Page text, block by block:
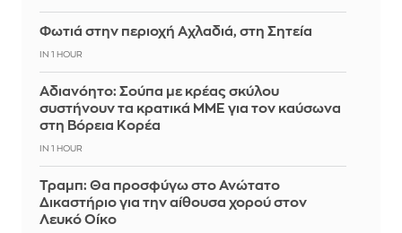
Φωτιά στην περιοχή Αχλαδιά, στη Σητεία
IN 1 HOUR
Αδιανόητο: Σούπα με κρέας σκύλου
συστήνουν τα κρατικά ΜΜΕ για τον καύσωνα
στη Βόρεια Κορέα
IN 1 HOUR
Τραμπ: Θα προσφύγω στο Ανώτατο
Δικαστήριο για την αίθουσα χορού στον
Λευκό Οίκο